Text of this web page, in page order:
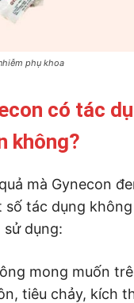
phụ khoa
có tác
không?
mà Gynecon
số tác dụng
dụng:
mong muốn
tiêu chảy, kích